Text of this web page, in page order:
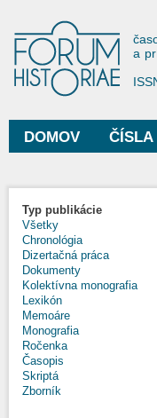
a
Hlavné menu
DOMOV ČÍSLA
Typ publikácie
Všetky
Chronológia
Dizertačná práca
Dokumenty
Kolektívna monografia
Lexikón
Memoáre
Monografia
Ročenka
Časopis
Skriptá
Zborník